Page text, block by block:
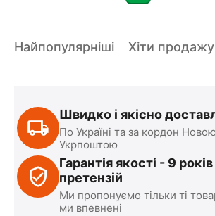
Найпопулярніші Хіти продажу
Швидко і якісно
По Україні та за кордон
Укрпоштою
Гарантія якості - 9
претензій
Ми пропонуємо тільки ті
ми впевнені